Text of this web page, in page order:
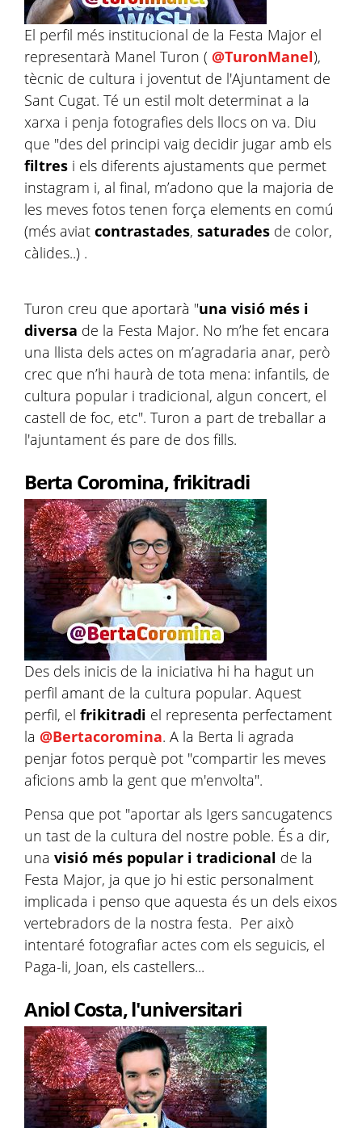
El perfil més institucional de la Festa Major el
representarà Manel Turon ( @TuronManel),
tècnic de cultura i joventut de l'Ajuntament de
Sant Cugat. Té un estil molt determinat a la
xarxa i penja fotografies dels llocs on va. Diu
que "des del principi vaig decidir jugar amb els
filtres i els diferents ajustaments que permet
instagram i, al final, m’adono que la majoria de
les meves fotos tenen força elements en comú
(més aviat contrastades, saturades de color,
càlides..) .
Turon creu que aportarà "una visió més i
diversa de la Festa Major. No m’he fet encara
una llista dels actes on m’agradaria anar, però
crec que n’hi haurà de tota mena: infantils, de
cultura popular i tradicional, algun concert, el
castell de foc, etc". Turon a part de treballar a
l'ajuntament és pare de dos fills.
Berta Coromina, frikitradi
Des dels inicis de la iniciativa hi ha hagut un
perfil amant de la cultura popular. Aquest
perfil, el frikitradi el representa perfectament
la @Bertacoromina. A la Berta li agrada
penjar fotos perquè pot "compartir les meves
aficions amb la gent que m'envolta".
Pensa que pot "aportar als Igers sancugatencs
un tast de la cultura del nostre poble. És a dir,
una visió més popular i tradicional de la
Festa Major, ja que jo hi estic personalment
implicada i penso que aquesta és un dels eixos
vertebradors de la nostra festa. Per això
intentaré fotografiar actes com els seguicis, el
Paga-li, Joan, els castellers...
Aniol Costa, l'universitari